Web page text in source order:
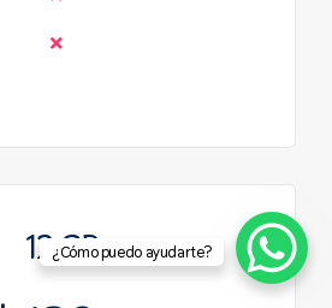
12 GB
¿Cómo puedo ayudarte?